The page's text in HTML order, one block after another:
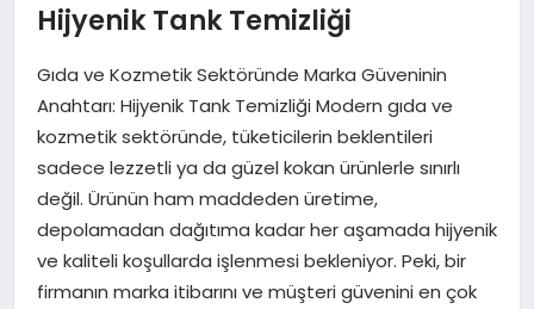
SAĞLIK
SIYASET
EKONOMI
DÜNYA
Hijyenik Tank Temizliği
Gıda ve Kozmetik Sektöründe Marka Güveninin
Anahtarı: Hijyenik Tank Temizliği Modern gıda ve
kozmetik sektöründe, tüketicilerin beklentileri
sadece lezzetli ya da güzel kokan ürünlerle sınırlı
değil. Ürünün ham maddeden üretime,
depolamadan dağıtıma kadar her aşamada hijyenik
ve kaliteli koşullarda işlenmesi bekleniyor. Peki, bir
firmanın marka itibarını ve müşteri güvenini en çok